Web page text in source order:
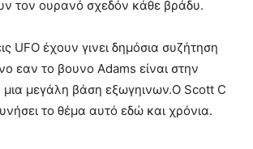
τον ουρανό σχεδόν κάθε βράδυ.
UFO έχουν γινει δημόσια συζήτηση
εαν το βουνο Adams είναι στην
μια μεγάλη βάση εξωγηινων.Ο Scott C
το θέμα αυτό εδώ και χρόνια.